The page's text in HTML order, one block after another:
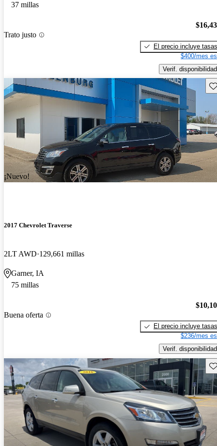
37 millas
Trato justo
El precio incluye tasas
$400/mes
Verif. disponibilidad
¡Nuevo!
2017 Chevrolet Traverse
2LT AWD 129,661 millas
Garner, IA
75 millas
Buena oferta
El precio incluye tasas
$236/mes
Verif. disponibilidad